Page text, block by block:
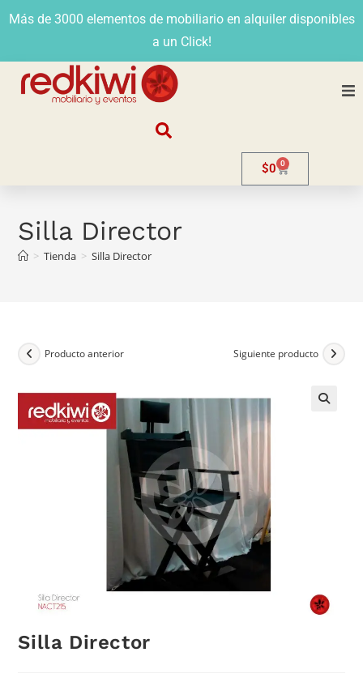
Más de 3000 elementos de mobiliario en alquiler disponibles
a un Click!
Contacto
$0 0
Silla Director
> Tienda > Silla Director
Producto anterior Siguiente producto
Silla Director